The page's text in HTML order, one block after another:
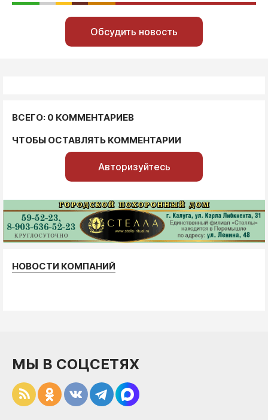
Обсудить новость
ВСЕГО: 0 КОММЕНТАРИЕВ
ЧТОБЫ ОСТАВЛЯТЬ КОММЕНТАРИИ
Авторизуйтесь
НОВОСТИ КОМПАНИЙ
МЫ В СОЦСЕТЯХ